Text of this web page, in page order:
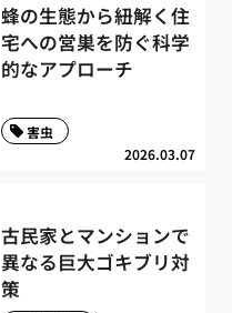
蜂の生態から紐解く住
宅への営巣を防ぐ科学
的なアプローチ
2026.03.07
害虫
古民家とマンションで
異なる巨大ゴキブリ対
策